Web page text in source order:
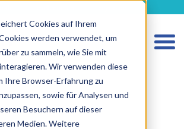
Cookies auf Ihrem
werden verwendet, um
zu sammeln, wie Sie mit
Wir verwenden diese
Ihre Browser-Erfahrung zu
sowie für Analysen und
Besuchern auf dieser
Medien. Weitere
HOME
LEISTUNGEN MEDIZINPRODUKTE